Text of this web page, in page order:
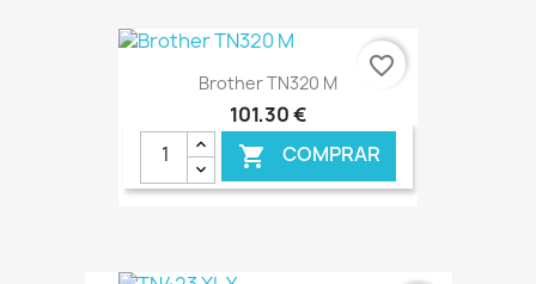
Brother TN320 M
101,30 €
 COMPRAR
favorite_border